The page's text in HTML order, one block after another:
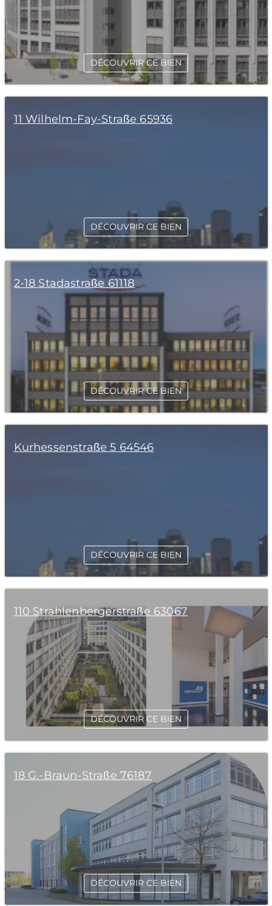
DÉCOUVRIR CE BIEN
11 Wilhelm-Fay-Straße 65936
DÉCOUVRIR CE BIEN
2-18 Stadastraße 61118
DÉCOUVRIR CE BIEN
Kurhessenstraße 5 64546
DÉCOUVRIR CE BIEN
110 Strahlenbergerstraße 63067
DÉCOUVRIR CE BIEN
18 G.-Braun-Straße 76187
DÉCOUVRIR CE BIEN